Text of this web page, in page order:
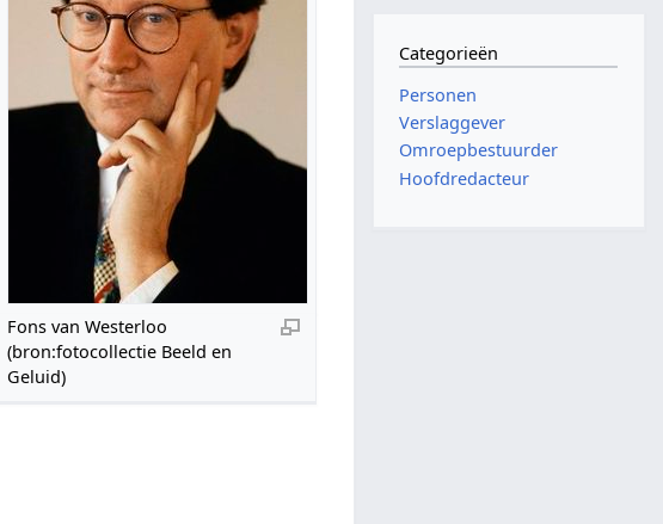
Fons van Westerloo
(bron:fotocollectie Beeld en
Geluid)
Categorieën
Personen
Verslaggever
Omroepbestuurder
Hoofdredacteur